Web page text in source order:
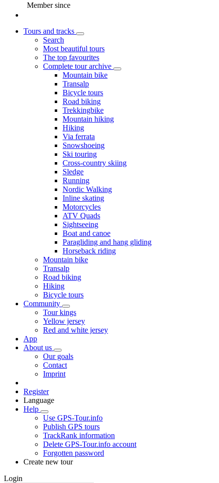
Member since
Tours and tracks
Search
Most beautiful tours
The top favourites
Complete tour archive
Mountain bike
Transalp
Bicycle tours
Road biking
Trekkingbike
Mountain hiking
Hiking
Via ferrata
Snowshoeing
Ski touring
Cross-country skiing
Sledge
Running
Nordic Walking
Inline skating
Motorcycles
ATV Quads
Sightseeing
Boat and canoe
Paragliding and hang gliding
Horseback riding
Mountain bike
Transalp
Road biking
Hiking
Bicycle tours
Community
Tour kings
Yellow jersey
Red and white jersey
App
About us
Our goals
Contact
Imprint
Register
Language
Help
Use GPS-Tour.info
Publish GPS tours
TrackRank information
Delete GPS-Tour.info account
Forgotten password
Create new tour
Login